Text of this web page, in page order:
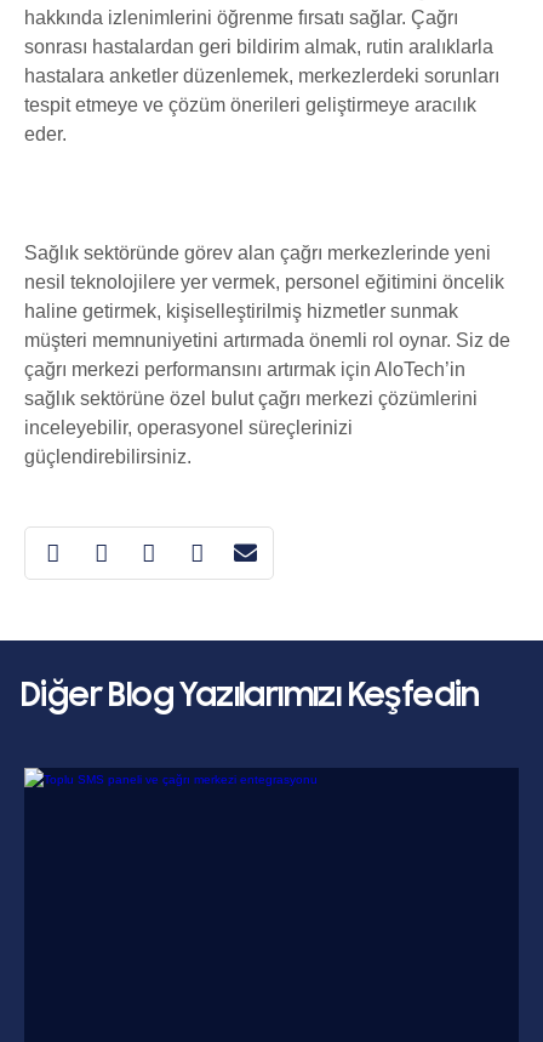
hakkında izlenimlerini öğrenme fırsatı sağlar. Çağrı
sonrası hastalardan geri bildirim almak, rutin aralıklarla
hastalara anketler düzenlemek, merkezlerdeki sorunları
tespit etmeye ve çözüm önerileri geliştirmeye aracılık
eder.
Sağlık sektöründe görev alan çağrı merkezlerinde yeni
nesil teknolojilere yer vermek, personel eğitimini öncelik
haline getirmek, kişiselleştirilmiş hizmetler sunmak
müşteri memnuniyetini artırmada önemli rol oynar. Siz de
çağrı merkezi performansını artırmak için AloTech’in
sağlık sektörüne özel bulut çağrı merkezi çözümlerini
inceleyebilir, operasyonel süreçlerinizi
güçlendirebilirsiniz.
Diğer Blog Yazılarımızı Keşfedin